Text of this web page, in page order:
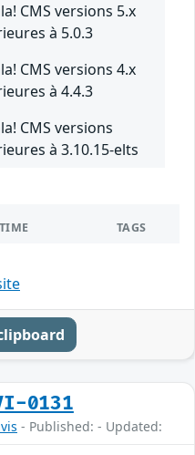
CMS versions 5.x
à 5.0.3
CMS versions 4.x
à 4.4.3
CMS versions
à 3.10.15-elts
TAGS
0131
- Published: - Updated: